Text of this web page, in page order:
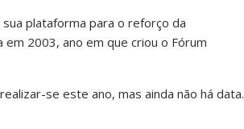
sua plataforma para o reforço da
2003, ano em que criou o Fórum
se este ano, mas ainda não há data.